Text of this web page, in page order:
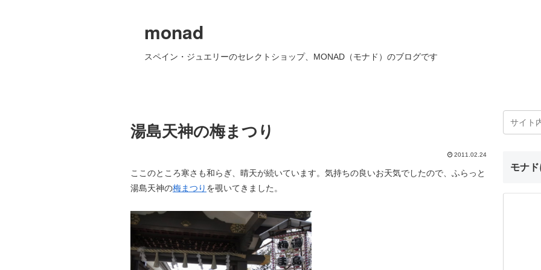
monad
スペイン・ジュエリーのセレクトショップ、MONAD（モナド）のブログです
湯島天神の梅まつり
2011.02.24
ここのところ寒さも和らぎ、晴天が続いています。気持ちの良いお天気でしたので、ふらっと
湯島天神の梅まつり を覗いてきました。
モナ